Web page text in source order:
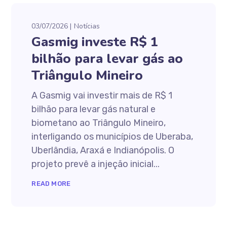
03/07/2026 Notícias
Gasmig investe R$ 1
bilhão para levar gás ao
Triângulo Mineiro
A Gasmig vai investir mais de R$ 1
bilhão para levar gás natural e
biometano ao Triângulo Mineiro,
interligando os municípios de Uberaba,
Uberlândia, Araxá e Indianópolis. O
projeto prevê a injeção inicial...
READ MORE